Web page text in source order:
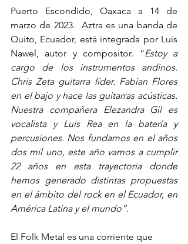
Puerto Escondido, Oaxaca a 14 de
marzo de 2023.  Aztra es una banda de
Quito, Ecuador, está integrada por Luis
Nawel, autor y compositor. “Estoy a
cargo de los instrumentos andinos.
Chris Zeta guitarra líder. Fabian Flores
en el bajo y hace las guitarras acústicas.
Nuestra compañera Elezandra Gil es
vocalista y Luis Rea en la batería y
percusiones. Nos fundamos en el años
dos mil uno, este año vamos a cumplir
22 años en esta trayectoria donde
hemos generado distintas propuestas
en el ámbito del rock en el Ecuador, en
América Latina y el mundo”.
El Folk Metal es una corriente que